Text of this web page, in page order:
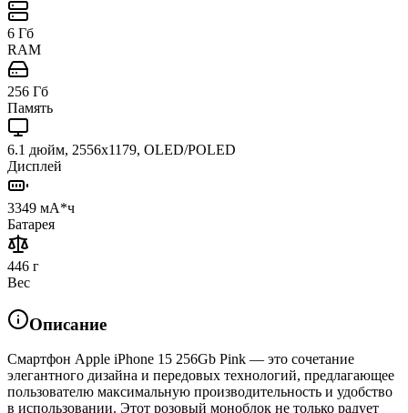
6 Гб
RAM
256 Гб
Память
6.1 дюйм, 2556x1179, OLED/POLED
Дисплей
3349 мА*ч
Батарея
446 г
Вес
Описание
Смартфон Apple iPhone 15 256Gb Pink — это сочетание
элегантного дизайна и передовых технологий, предлагающее
пользователю максимальную производительность и удобство
в использовании. Этот розовый моноблок не только радует